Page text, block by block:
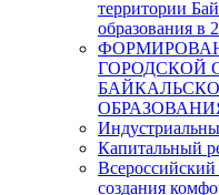
территории
образования в
ГОРОДСКОЙ
Капитальный
создания